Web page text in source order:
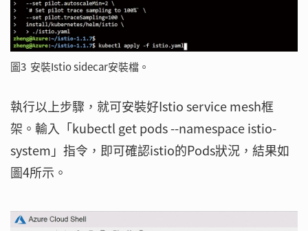
圖3 安裝Istio sidecar安裝檔。
執行以上步驟，就可安裝好Istio service mesh框
架。輸入「kubectl get pods --namespace istio-
system」指令，即可確認istio的Pods狀況，結果如
圖4所示。